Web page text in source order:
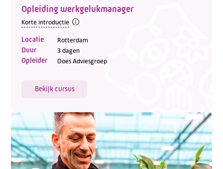
Opleiding werkgelukmanager
Korte introductie
Locatie Rotterdam
Duur 3 dagen
Opleider Does Adviesgroep
Bekijk cursus